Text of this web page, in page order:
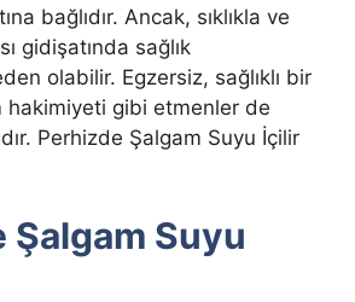
bağlıdır. Ancak, sıklıkla ve
gidişatında sağlık
olabilir. Egzersiz, sağlıklı bir
hakimiyeti gibi etmenler de
Perhizde Şalgam Suyu İçilir
Şalgam Suyu